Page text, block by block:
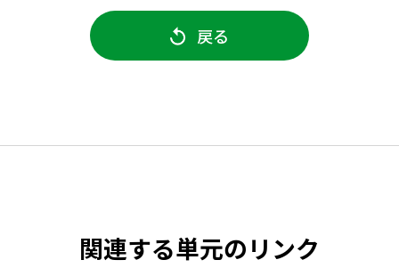
戻る
関連する単元のリンク